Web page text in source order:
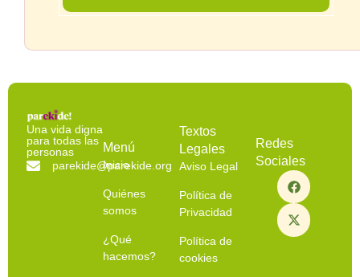
Una vida digna
para todas las
personas
parekide@parekide.org
Menú
Inicio
Quiénes
somos
¿Qué
hacemos?
Textos
Legales
Aviso Legal
Política de
Privacidad
Política de
cookies
Redes
Sociales